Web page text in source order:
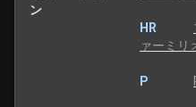
ン
HR
ァーミリ
P